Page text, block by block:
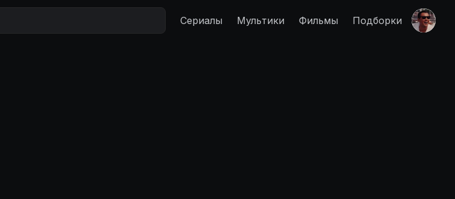
Сериалы Мультики Фильмы Подборки